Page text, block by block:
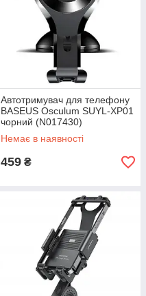
Автотримувач для телефону
BASEUS Osculum SUYL-XP01
чорний (N017430)
Немає в наявності
459 ₴